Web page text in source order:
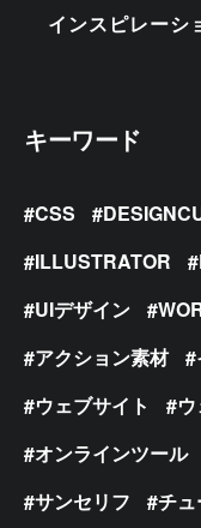
インスピレーシ
キーワード
CSS
ILLUSTRATOR
UIデザイン
アクション素材
ウェブサイト
オンラインツール
サンセリフ
チ